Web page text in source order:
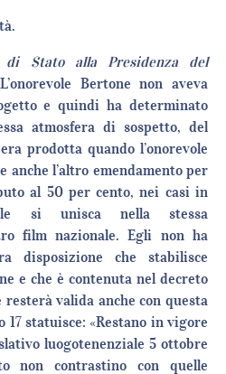
di Stato alla Presidenza del
Bertone non aveva
e quindi ha determinato
atmosfera di sospetto, del
prodotta quando l’onorevole
l’altro emendamento per
al 50 per cento, nei casi in
si unisca nella stessa
film nazionale. Egli non ha
disposizione che stabilisce
e che è contenuta nel decreto
resterà valida anche con questa
statuisce: «Restano in vigore
luogotenenziale 5 ottobre
non contrastino con quelle